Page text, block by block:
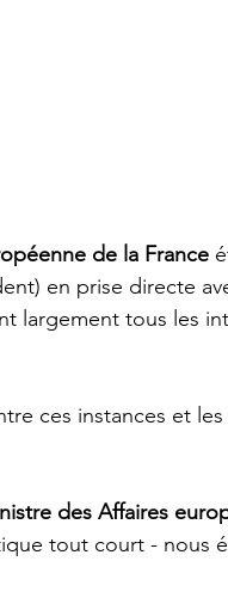
de la France
en prise directe
largement tous les
ces instances et
des Affaires
tout court - nous